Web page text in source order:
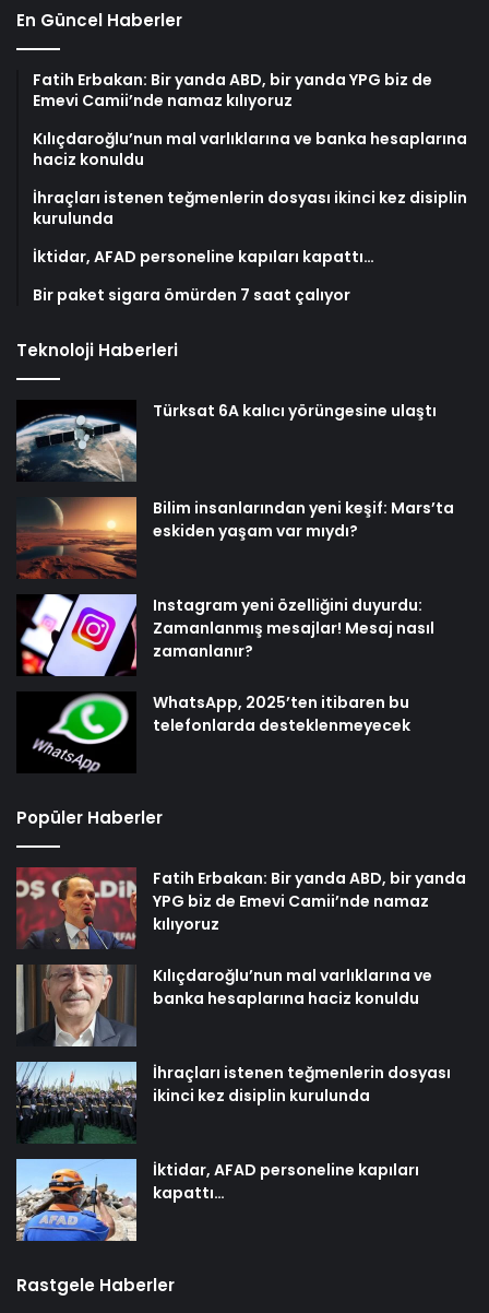
En Güncel Haberler
Fatih Erbakan: Bir yanda ABD, bir yanda YPG biz de
Emevi Camii’nde namaz kılıyoruz
Kılıçdaroğlu’nun mal varlıklarına ve banka hesaplarına
haciz konuldu
İhraçları istenen teğmenlerin dosyası ikinci kez disiplin
kurulunda
İktidar, AFAD personeline kapıları kapattı…
Bir paket sigara ömürden 7 saat çalıyor
Teknoloji Haberleri
Türksat 6A kalıcı yörüngesine ulaştı
Bilim insanlarından yeni keşif: Mars’ta
eskiden yaşam var mıydı?
Instagram yeni özelliğini duyurdu:
Zamanlanmış mesajlar! Mesaj nasıl
zamanlanır?
WhatsApp, 2025’ten itibaren bu
telefonlarda desteklenmeyecek
Popüler Haberler
Fatih Erbakan: Bir yanda ABD, bir yanda
YPG biz de Emevi Camii’nde namaz
kılıyoruz
Kılıçdaroğlu’nun mal varlıklarına ve
banka hesaplarına haciz konuldu
İhraçları istenen teğmenlerin dosyası
ikinci kez disiplin kurulunda
İktidar, AFAD personeline kapıları
kapattı…
Rastgele Haberler